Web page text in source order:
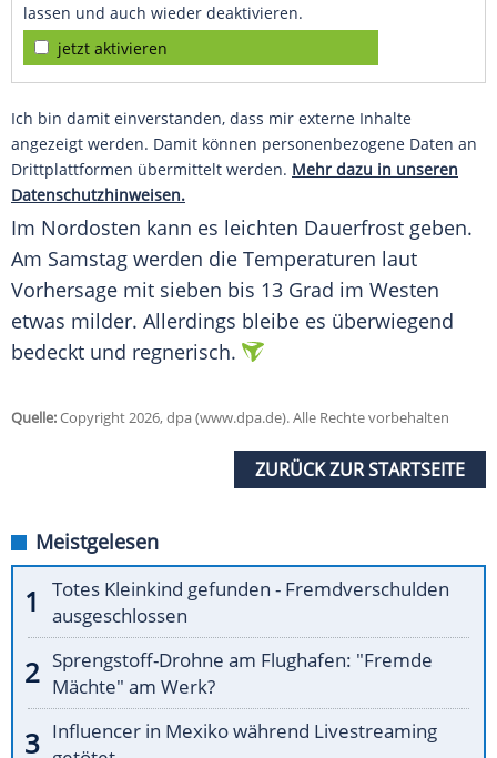
lassen und auch wieder deaktivieren.
jetzt aktivieren
Ich bin damit einverstanden, dass mir externe Inhalte
angezeigt werden. Damit können personenbezogene Daten an
Drittplattformen übermittelt werden. Mehr dazu in unseren
Datenschutzhinweisen.
Im Nordosten kann es leichten Dauerfrost geben.
Am Samstag werden die Temperaturen laut
Vorhersage mit sieben bis 13 Grad im Westen
etwas milder. Allerdings bleibe es überwiegend
bedeckt und regnerisch.
Quelle:Copyright 2026, dpa (www.dpa.de). Alle Rechte vorbehalten
ZURÜCK ZUR STARTSEITE
Meistgelesen
Totes Kleinkind gefunden - Fremdverschulden
ausgeschlossen
Sprengstoff-Drohne am Flughafen: "Fremde
Mächte" am Werk?
Influencer in Mexiko während Livestreaming